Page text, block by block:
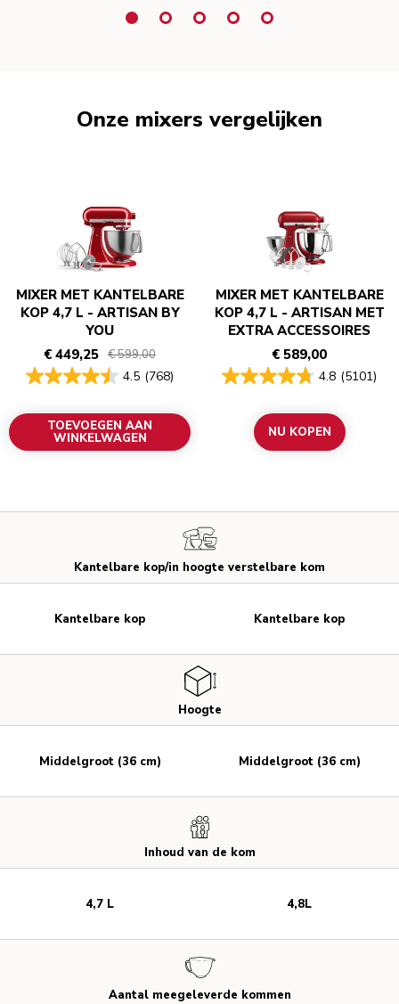
Onze mixers vergelijken
MIXER MET KANTELBARE
KOP 4,7 L - ARTISAN BY
YOU
€ 449,25 € 599,00
4.5 (768)
TOEVOEGEN AAN
WINKELWAGEN
MIXER MET KANTELBARE
KOP 4,7 L - ARTISAN MET
EXTRA ACCESSOIRES
€ 589,00
4.8 (5101)
NU KOPEN
Kantelbare kop/in hoogte verstelbare kom
Hoogte
Inhoud van de kom
Aantal meegeleverde kommen
Kantelbare kop
Middelgroot (36 cm)
4,7 L
Kantelbare kop
Middelgroot (36 cm)
4,8L